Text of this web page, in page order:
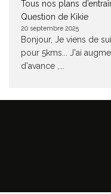
Tous nos plans
Question de Kikie
20 septembre 2025
Bonjour, Je viens de
pour 5kms... J'ai
d'avance ,...